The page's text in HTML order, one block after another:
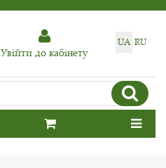
UA RU
Увiйти до кабiнету